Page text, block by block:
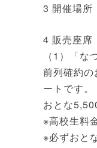
3 開催場所
4 販売座席
（1）「な
前列確約
ートです。
おとな
※高校生料
※必ずおと